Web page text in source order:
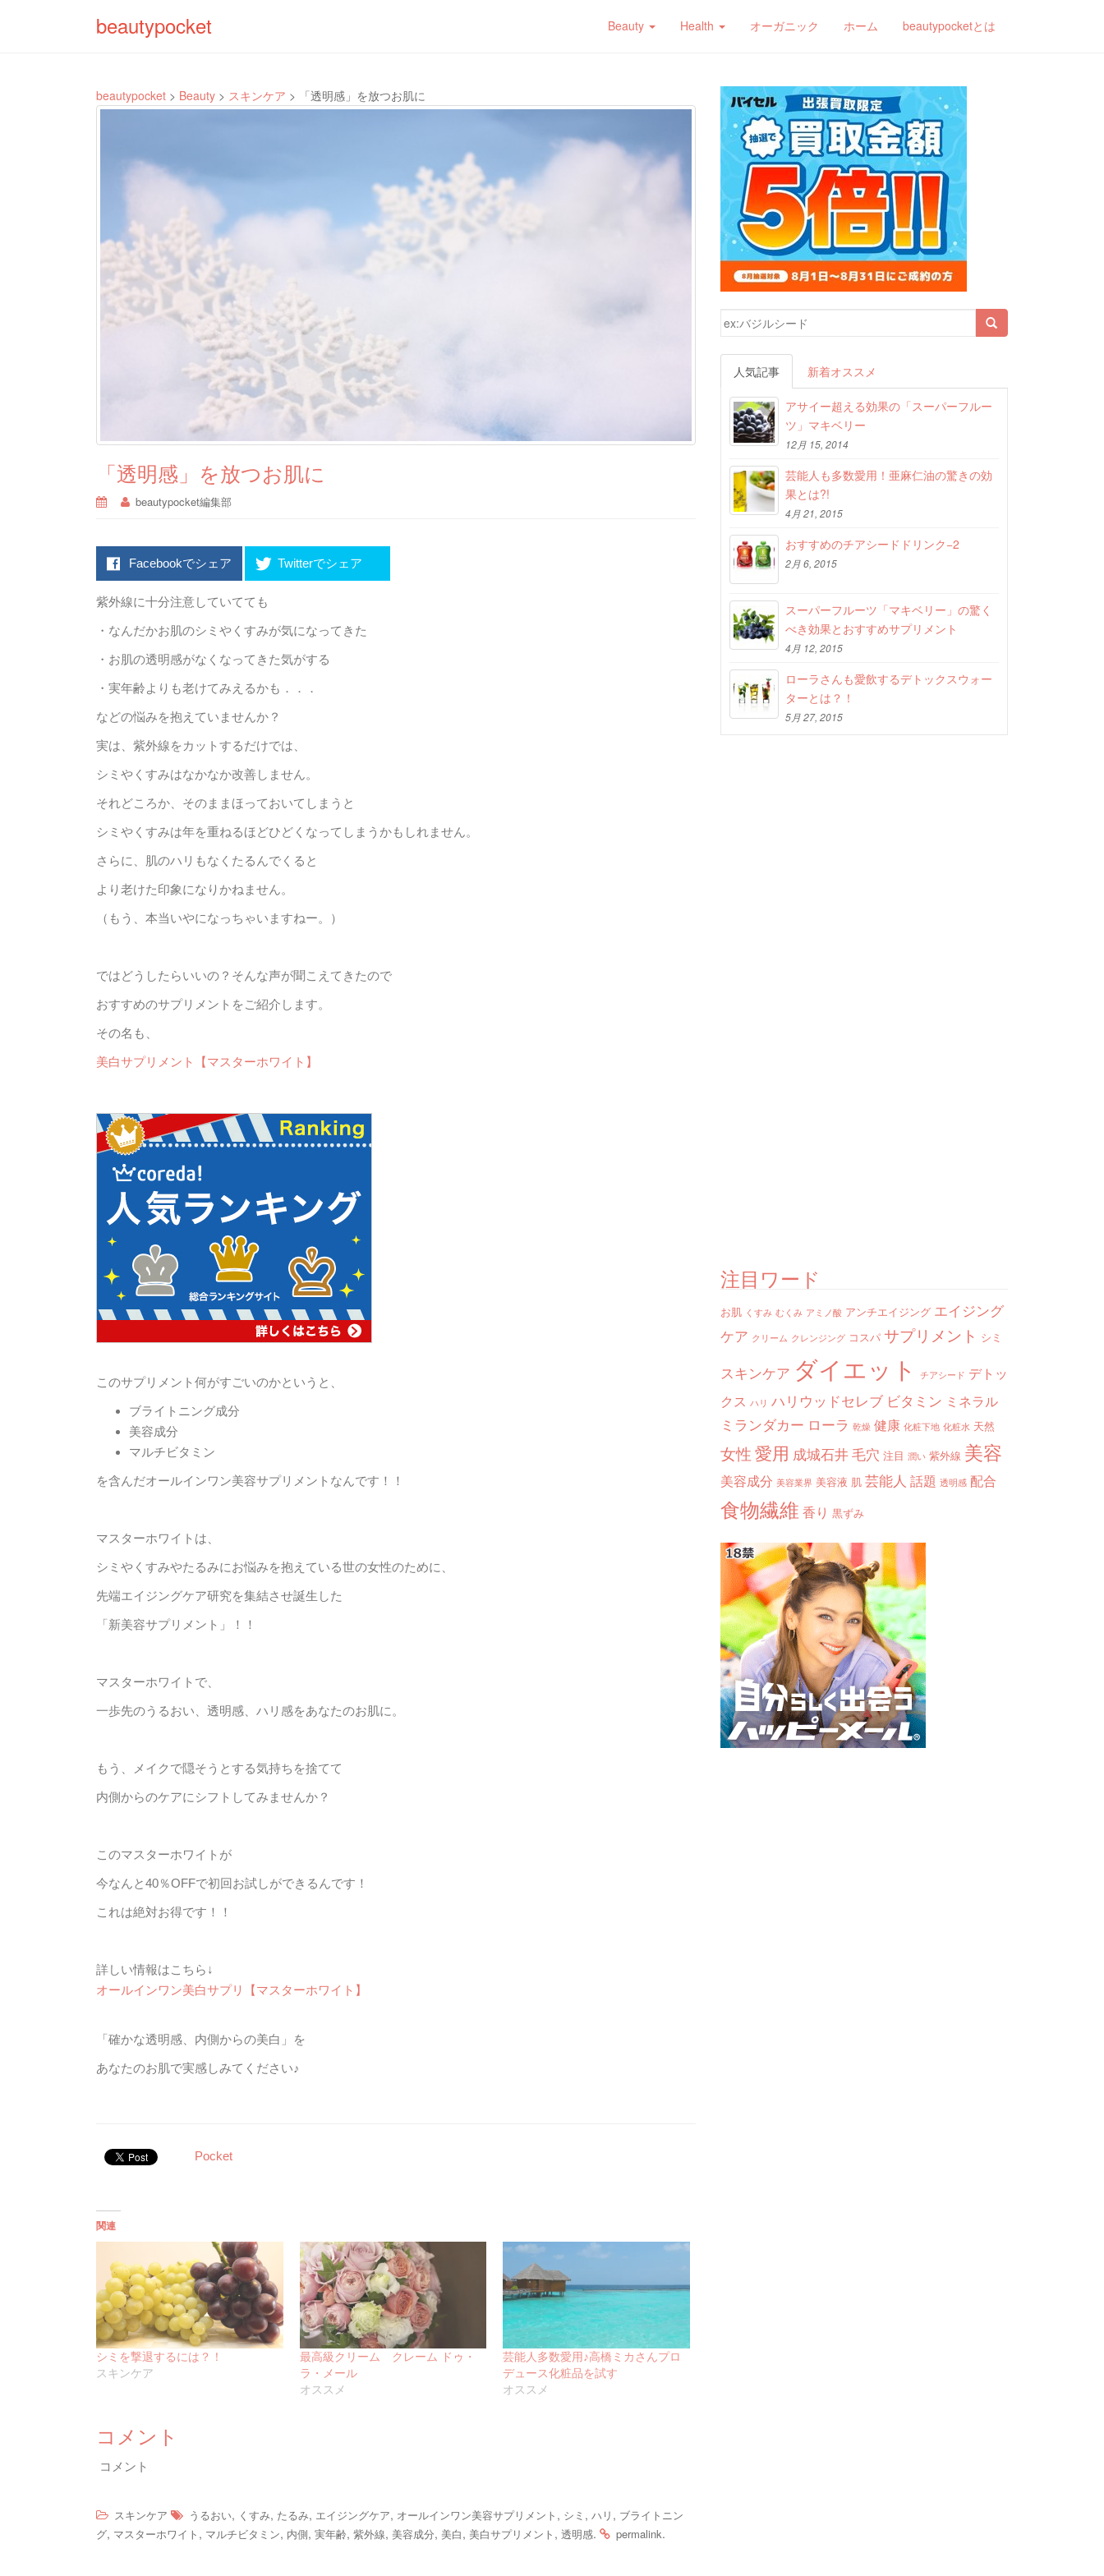
beautypocket Beauty Health オーガニック ホーム beautypocketとは
beautypocket > Beauty > スキンケア > 「透明感」を放つお肌に
「透明感」を放つお肌に
beautypocket編集部
Facebookでシェア Twitterでシェア
紫外線に十分注意していてても
・なんだかお肌のシミやくすみが気になってきた
・お肌の透明感がなくなってきた気がする
・実年齢よりも老けてみえるかも．．．
などの悩みを抱えていませんか？
実は、紫外線をカットするだけでは、
シミやくすみはなかなか改善しません。
それどころか、そのままほっておいてしまうと
シミやくすみは年を重ねるほどひどくなってしまうかもしれません。
さらに、肌のハリもなくたるんでくると
より老けた印象になりかねません。
（もう、本当いやになっちゃいますねー。）
ではどうしたらいいの？そんな声が聞こえてきたので
おすすめのサプリメントをご紹介します。
その名も、
美白サプリメント【マスターホワイト】
このサプリメント何がすごいのかというと、
ブライトニング成分
美容成分
マルチビタミン
を含んだオールインワン美容サプリメントなんです！！
マスターホワイトは、
シミやくすみやたるみにお悩みを抱えている世の女性のために、
先端エイジングケア研究を集結させ誕生した
「新美容サプリメント」！！
マスターホワイトで、
一歩先のうるおい、透明感、ハリ感をあなたのお肌に。
もう、メイクで隠そうとする気持ちを捨てて
内側からのケアにシフトしてみませんか？
このマスターホワイトが
今なんと40％OFFで初回お試しができるんです！
これは絶対お得です！！
詳しい情報はこちら↓
オールインワン美白サプリ【マスターホワイト】
「確かな透明感、内側からの美白」を
あなたのお肌で実感しみてください♪
Pocket
関連
シミを撃退するには？！
スキンケア
最高級クリーム クレーム ドゥ・
ラ・メール
オススメ
芸能人多数愛用♪高橋ミカさんプロ
デュース化粧品を試す
オススメ
コメント
コメント
スキンケア うるおい, くすみ, たるみ, エイジングケア, オールインワン美容サプリメント , シミ , ハリ , ブライトニン
グ, マスターホワイト , マルチビタミン, 内側, 実年齢, 紫外線, 美容成分, 美白, 美白サプリメント , 透明感. permalink.
検索結果:
人気記事 新着オススメ
アサイー超える効果の「スーパーフルー
ツ」マキベリー
12月 15, 2014
芸能人も多数愛用！亜麻仁油の驚きの効
果とは?!
4月 21, 2015
おすすめのチアシードドリンク−2
2月 6, 2015
スーパーフルーツ「マキベリー」の驚く
べき効果とおすすめサプリメント
4月 12, 2015
ローラさんも愛飲するデトックスウォー
ターとは？！
5月 27, 2015
注目ワード
お肌 くすみ むくみ アミノ酸 アンチエイジング エイジング
ケア クリーム クレンジング コスパ サプリメント シミ
スキンケア ダイエット チアシード デトッ
クス ハリ ハリウッドセレブ ビタミン ミネラル
ミランダカー ローラ 乾燥 健康 化粧下地 化粧水 天然
女性愛用 成城石井毛穴 注目 潤い 紫外線 美容
美容成分 美容業界 美容液 肌 芸能人 話題 透明感 配合
食物繊維 香り 黒ずみ